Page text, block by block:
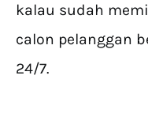
kalau sudah
calon pelanggan
24/7.